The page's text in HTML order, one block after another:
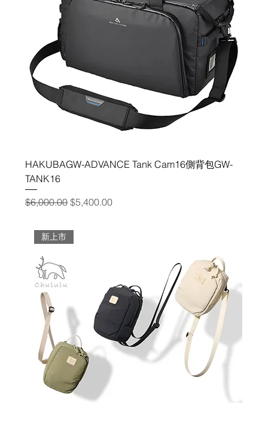
HAKUBAGW-ADVANCE Tank Cam16側背包GW-
TANK16
一般價格
$6,000.00促銷價格
$5,400.00
新上市